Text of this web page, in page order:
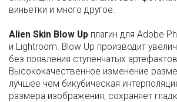
виньетки и много другое.
Alien Skin Blow Up плагин для Adobe
и Lightroom. Blow Up производит
без появления ступенчатых
Высококачественное изменение
лучшее чем бикубическая
размера изображения, сохраняет